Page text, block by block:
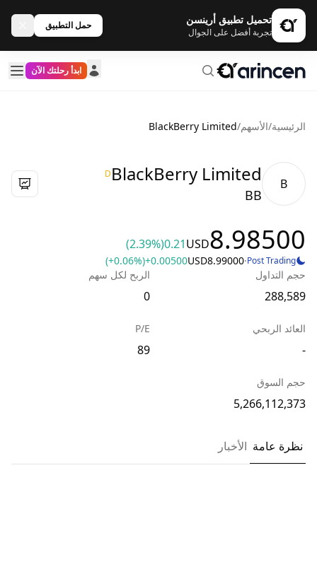
تحميل تطبيق أرينسن
تجربة أفضل على الجوال
حمل التطبيق
ابدأ رحلتك الآن
الرئيسية/الأسهم/
BlackBerry Limited
B
BlackBerry Limited
D
BB
8.98500
USD
0.21
(2.39%)
Post Trading
·
8.99000
USD
+0.00500
(+0.06%)
حجم التداول
288,589
الربح لكل سهم
0
العائد الربحي
-
P/E
89
حجم السوق
5,266,112,373
نظرة عامة الأخبار